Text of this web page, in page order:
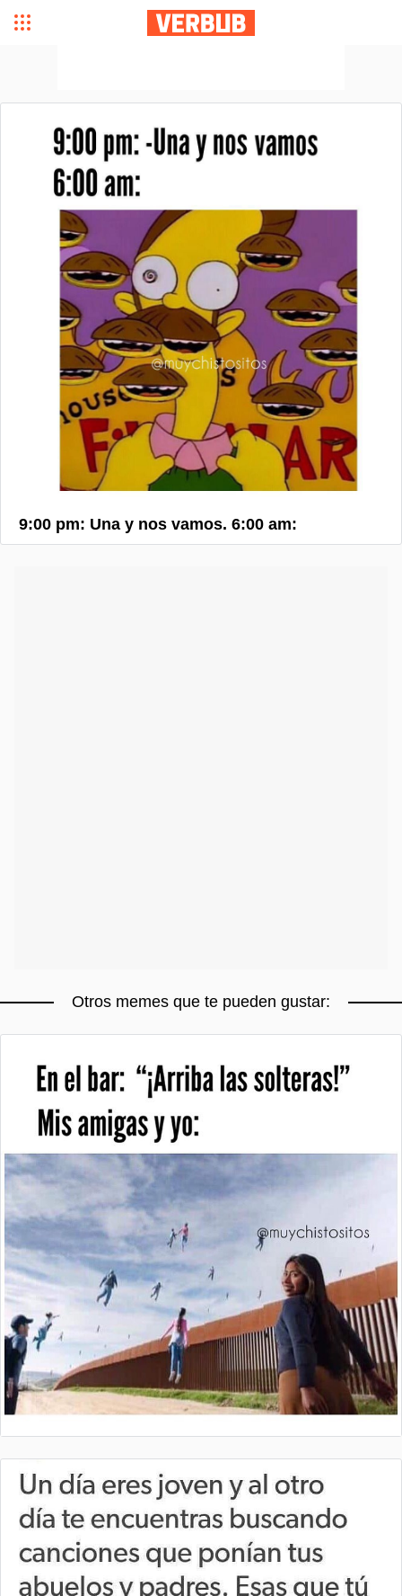
9:00 pm: Una y nos vamos. 6:00 am:
Otros memes que te pueden gustar: